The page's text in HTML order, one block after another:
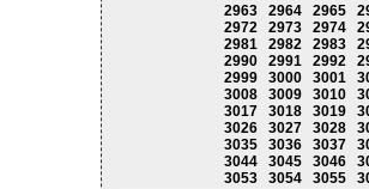
2963
2964 2965
2972
2973 2974
2981
2982 2983
2990
2991 2992
2999
3000 3001
3008
3009 3010
3017
3018 3019
3026
3027 3028
3035
3036 3037
3044
3045 3046
3053
3054 3055